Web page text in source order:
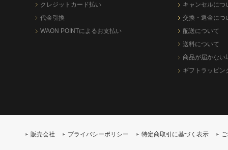
クレジットカード払い
代金引換
WAON POINTによるお支払い
キャンセルにつ
交換・返金につ
配送について
送料について
商品が届かない
ギフトラッピン
販売会社 プライバシーポリシー 特定商取引に基づく表示